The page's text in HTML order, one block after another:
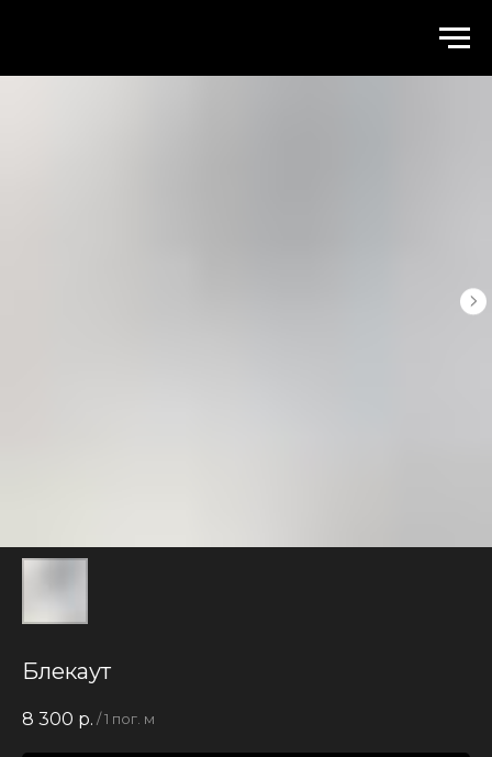
Блекаут
8 300 р. / 1 пог. м